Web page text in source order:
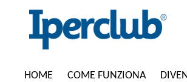
HOME COME FUNZIONA